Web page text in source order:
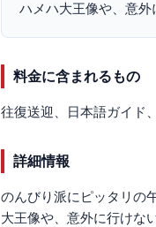
ハメハ大王像や、意外
料金に含まれるもの
往復送迎、日本語ガイド
詳細情報
のんびり派にピッタリの
大王像や、意外に行けな